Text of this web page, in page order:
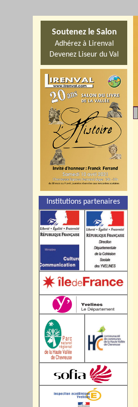
Soutenez le Salon
Adhérez à Lirenval
Devenez Liseur du Val
Institutions partenaires